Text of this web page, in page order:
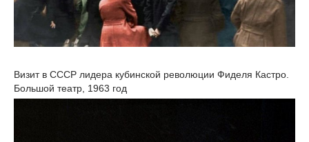
Визит в СССР лидера кубинской революции Фиделя Кастро.
Большой театр, 1963 год